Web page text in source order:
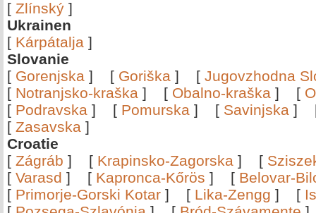
[ Zlínský ]
Ukrainen
[ Kárpátalja ]
Slovanie
[ Gorenjska ] [ Goriška ] [ Jugovzhodna
[ Notranjsko-kraška ] [ Obalno-kraška ] [
[ Podravska ] [ Pomurska ] [ Savinjska ]
[ Zasavska ]
Croatie
[ Zágráb ] [ Krapinsko-Zagorska ] [
[ Varasd ] [ Kapronca-Kőrös ] [ Belovar-
[ Primorje-Gorski Kotar ] [ Lika-Zengg ] [